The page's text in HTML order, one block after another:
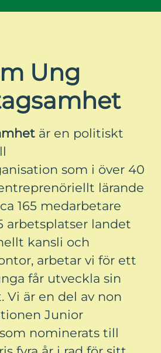
Ung
är en politiskt
som i över 40
lärande
165 medarbetare
arbetsplatser landet
kansli och
arbetar vi för ett
får utveckla sin
Vi är en del av non
Junior
nominerats till